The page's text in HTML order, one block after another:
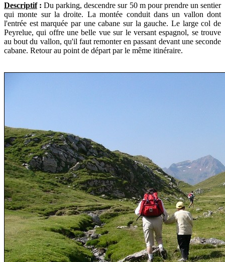
Descriptif: Du parking, descendre sur 50 m pour prendre un sentier
qui monte sur la droite. La montée conduit dans un vallon dont
l'entrée est marquée par une cabane sur la gauche. Le large col de
Peyrelue, qui offre une belle vue sur le versant espagnol, se trouve
au bout du vallon, qu'il faut remonter en passant devant une seconde
cabane. Retour au point de départ par le même itinéraire.